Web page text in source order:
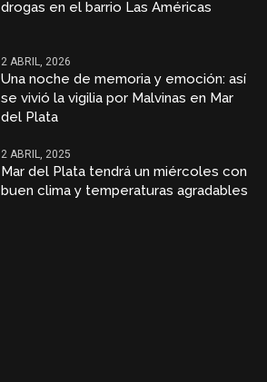
drogas en el barrio Las Américas
2 ABRIL, 2026
Una noche de memoria y emoción: así
se vivió la vigilia por Malvinas en Mar
del Plata
2 ABRIL, 2025
Mar del Plata tendrá un miércoles con
buen clima y temperaturas agradables